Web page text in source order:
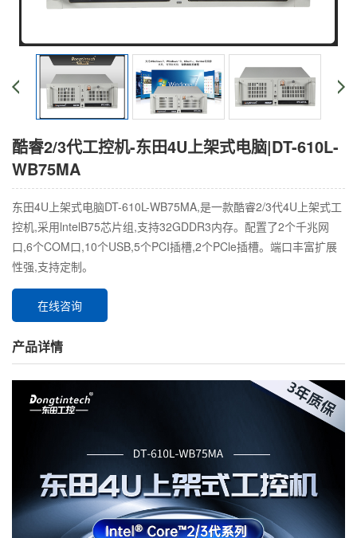
酷睿2/3代工控机-东田4U上架式电脑|DT-610L-
WB75MA
东田4U上架式电脑DT-610L-WB75MA,是一款酷睿2/3代4U上架式工
控机,采用lntelB75芯片组,支持32GDDR3内存。配置了2个千兆网
口,6个COM口,10个USB,5个PCI插槽,2个PCle插槽。端口丰富扩展
性强,支持定制。
在线咨询
产品详情